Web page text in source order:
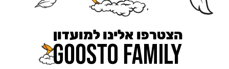
הצטרפו אלינו למועדון